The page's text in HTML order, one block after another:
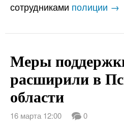
сотрудниками полиции →
Меры
расширили в
области
16 марта 12:00 0